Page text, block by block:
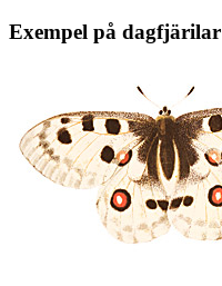
Exempel på dagfjärilar